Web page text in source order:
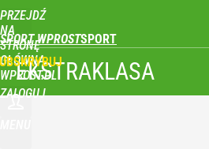
PRZEJDŹ
NA
STRONĘ
GŁÓWNĄ
WPROST.PL
SPORT WPROST
ZALOGUJ
EKSTRAKLASA